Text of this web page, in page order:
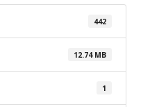
442
12.74 MB
1